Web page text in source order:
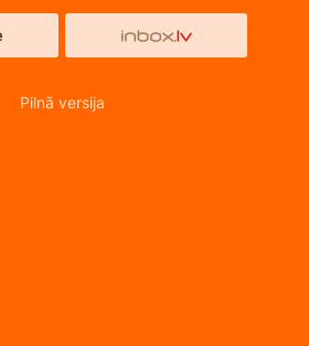
Pilnā versija